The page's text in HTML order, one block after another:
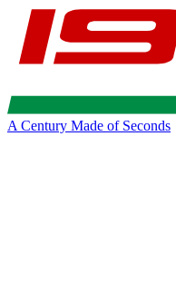
A Century Made of Seconds